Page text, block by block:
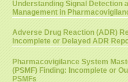
Understanding Signal Detection
Management in
Adverse Drug Reaction (ADR)
Incomplete or Delayed ADR
Pharmacovigilance System
(PSMF) Finding: Incomplete or
PSMFs